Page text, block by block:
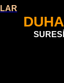
SURESİ